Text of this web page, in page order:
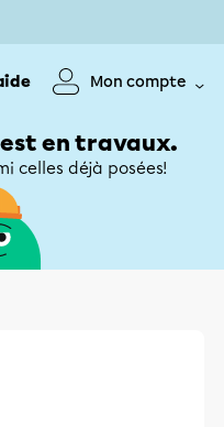
Mon compte
est en travaux.
celles déjà posées!